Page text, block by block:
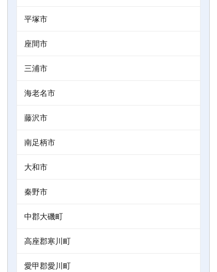
平塚市
座間市
三浦市
海老名市
藤沢市
南足柄市
大和市
秦野市
中郡大磯町
高座郡寒川町
愛甲郡愛川町